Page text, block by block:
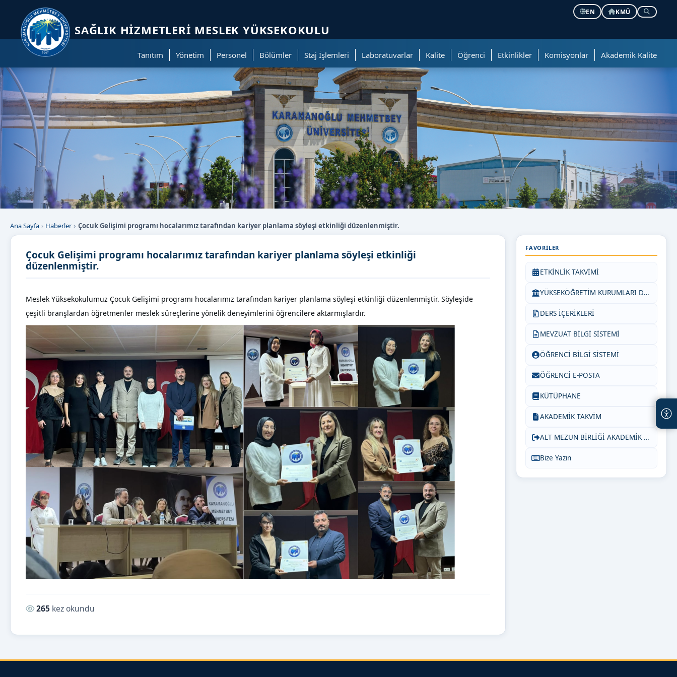
EN
KMÜ
SAĞLIK HIZMETLERI MESLEK YÜKSEKOKULU
Tanıtım Yönetim Personel Bölümler Staj İşlemleri Laboratuvarlar Kalite Öğrenci Etkinlikler Komisyonlar Akademik Kalite
Ana Sayfa Haberler Çocuk Gelişimi programı hocalarımız tarafından kariyer planlama söyleşi etkinliği düzenlenmiştir.
Çocuk Gelişimi programı hocalarımız tarafından kariyer planlama söyleşi etkinliği
düzenlenmiştir.
Meslek Yüksekokulumuz Çocuk Gelişimi programı hocalarımız tarafından kariyer planlama söyleşi etkinliği düzenlenmiştir. Söyleşide
çeşitli branşlardan öğretmenler meslek süreçlerine yönelik deneyimlerini öğrencilere aktarmışlardır.
Okunma sayısı:
265 kez okundu
FAVORILER
ETKİNLİK TAKVİMİ
YÜKSEKÖĞRETİM KURUMLARI DÖKÜMAN PAYLAŞIM SİSTEMİ
DERS İÇERİKLERİ
MEVZUAT BİLGİ SİSTEMİ
ÖĞRENCİ BİLGİ SİSTEMİ
ÖĞRENCİ E-POSTA
KÜTÜPHANE
AKADEMİK TAKVİM
ALT MEZUN BİRLİĞİ AKADEMİK DANIŞMANLARI
Bize Yazın